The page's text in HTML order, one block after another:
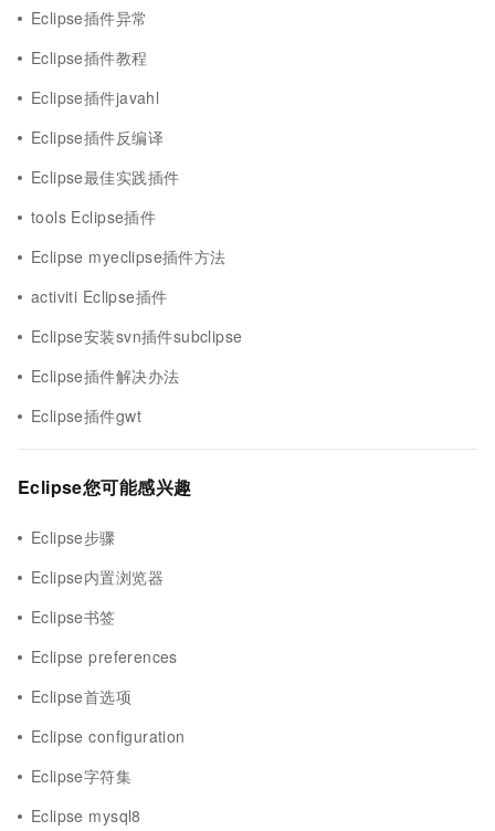
Eclipse插件异常
Eclipse插件教程
Eclipse插件javahl
Eclipse插件反编译
Eclipse最佳实践插件
tools Eclipse插件
Eclipse myeclipse插件方法
activiti Eclipse插件
Eclipse安装svn插件subclipse
Eclipse插件解决办法
Eclipse插件gwt
Eclipse您可能感兴趣
Eclipse步骤
Eclipse内置浏览器
Eclipse书签
Eclipse preferences
Eclipse首选项
Eclipse configuration
Eclipse字符集
Eclipse mysql8